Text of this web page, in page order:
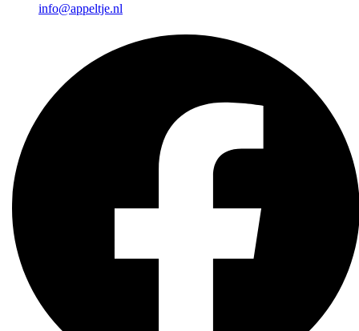
info@appeltje.nl